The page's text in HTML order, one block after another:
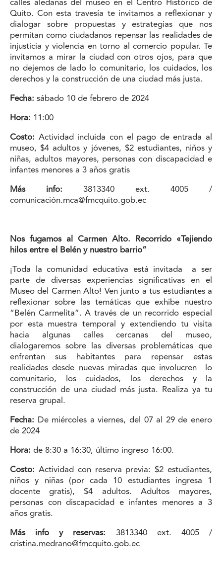
Quito. Con esta travesía te invitamos a reflexionar y
dialogar sobre propuestas y estrategias que nos
permitan como ciudadanos repensar las realidades de
injusticia y violencia en torno al comercio popular. Te
invitamos a mirar la ciudad con otros ojos, para que
no dejemos de lado lo comunitario, los cuidados, los
derechos y la construcción de una ciudad más justa.
Fecha: sábado 10 de febrero de 2024
Hora: 11:00
Costo: Actividad incluida con el pago de entrada al
museo, $4 adultos y jóvenes, $2 estudiantes, niños y
niñas, adultos mayores, personas con discapacidad e
infantes menores a 3 años gratis
Más info: 3813340 ext. 4005 /
comunicación.mca@fmcquito.gob.ec
Nos fugamos al Carmen Alto. Recorrido «Tejiendo
hilos entre el Belén y nuestro barrio”
¡Toda la comunidad educativa está invitada a ser
parte de diversas experiencias significativas en el
Museo del Carmen Alto! Ven junto a tus estudiantes a
reflexionar sobre las temáticas que exhibe nuestro
“Belén Carmelita”. A través de un recorrido especial
por esta muestra temporal y extendiendo tu visita
hacia algunas calles cercanas del museo,
dialogaremos sobre las diversas problemáticas que
enfrentan sus habitantes para repensar estas
realidades desde nuevas miradas que involucren lo
comunitario, los cuidados, los derechos y la
construcción de una ciudad más justa. Realiza ya tu
reserva grupal.
Fecha: De miércoles a viernes, del 07 al 29 de enero
de 2024
Hora: de 8:30 a 16:30, último ingreso 16:00.
Costo: Actividad con reserva previa: $2 estudiantes,
niños y niñas (por cada 10 estudiantes ingresa 1
docente gratis), $4 adultos. Adultos mayores,
personas con discapacidad e infantes menores a 3
años gratis.
Más info y reservas: 3813340 ext. 4005 /
cristina.medrano@fmcquito.gob.ec